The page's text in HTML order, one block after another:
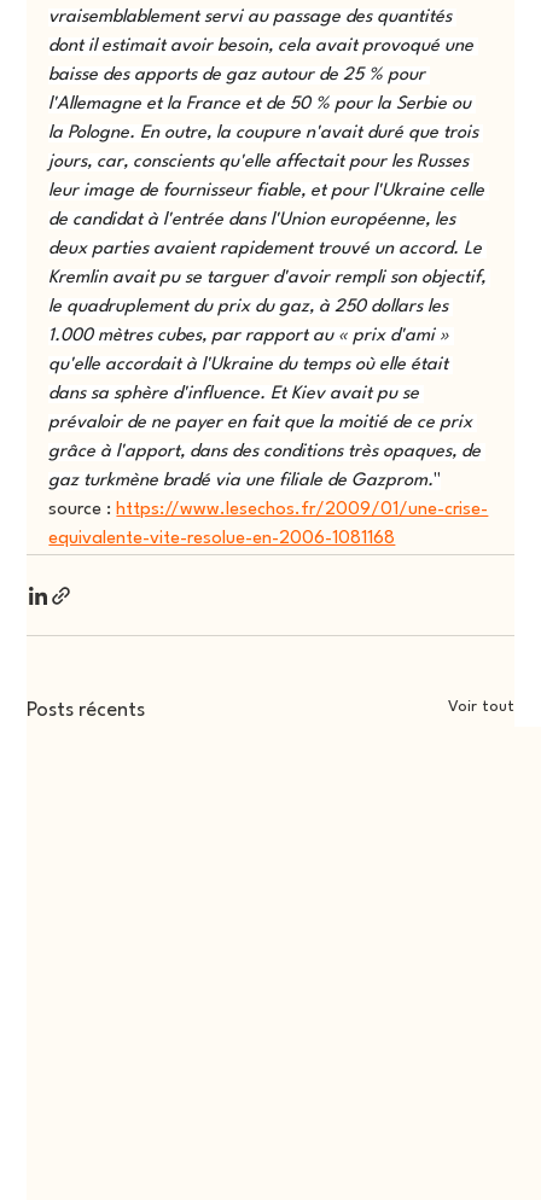
vraisemblablement servi au passage des quantités
dont il estimait avoir besoin, cela avait provoqué une
baisse des apports de gaz autour de 25 % pour
l'Allemagne et la France et de 50 % pour la Serbie ou
la Pologne. En outre, la coupure n'avait duré que trois
jours, car, conscients qu'elle affectait pour les Russes
leur image de fournisseur fiable, et pour l'Ukraine celle
de candidat à l'entrée dans l'Union européenne, les
deux parties avaient rapidement trouvé un accord. Le
Kremlin avait pu se targuer d'avoir rempli son objectif,
le quadruplement du prix du gaz, à 250 dollars les
1.000 mètres cubes, par rapport au « prix d'ami »
qu'elle accordait à l'Ukraine du temps où elle était
dans sa sphère d'influence. Et Kiev avait pu se
prévaloir de ne payer en fait que la moitié de ce prix
grâce à l'apport, dans des conditions très opaques, de
gaz turkmène bradé via une filiale de Gazprom."
source : https://www.lesechos.fr/2009/01/une-crise-
equivalente-vite-resolue-en-2006-1081168
Posts récents Voir tout